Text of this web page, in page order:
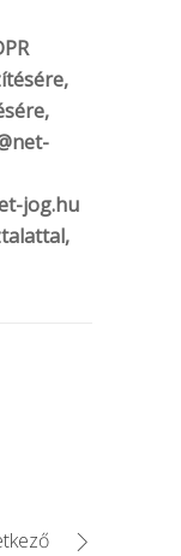
jog.hu